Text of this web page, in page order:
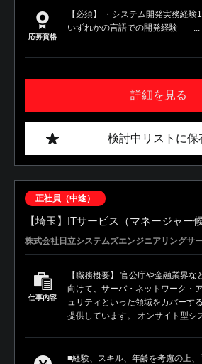
応募資格
【必須】 ・システム開発実務経
いずれかの言語での開発経験 - ...
詳細を見る
検討中リストに保
正社員（中途）
【埼玉】ITサービス（マネージャー候
株式会社日立システムズエンジニアリングサ
仕事内容
【職務概要】 官公庁や金融業界
向けて、サーバ・ネットワーク・
ュリティといった領域をカバーす
提供しています。 オンサイト型シ
■経験、スキル、年齢を考慮の上